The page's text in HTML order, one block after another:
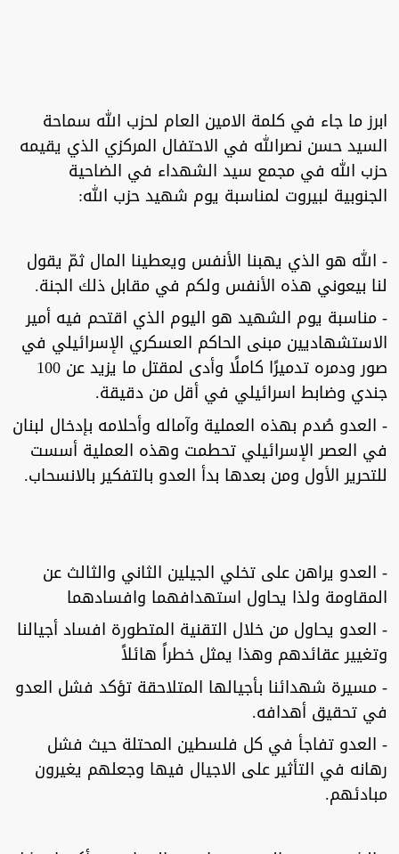
ابرز ما جاء في كلمة الامين العام لحزب الله سماحة
السيد حسن نصرالله في الاحتفال المركزي الذي يقيمه
حزب الله في مجمع سيد الشهداء في الضاحية
الجنوبية لبيروت لمناسبة يوم شهيد حزب الله:
- الله هو الذي يهبنا الأنفس ويعطينا المال ثمّ يقول
لنا بيعوني هذه الأنفس ولكم في مقابل ذلك الجنة.
- مناسبة يوم الشهيد هو اليوم الذي اقتحم فيه أمير
الاستشهاديين مبنى الحاكم العسكري الإسرائيلي في
صور ودمره تدميرًا كاملًا وأدى لمقتل ما يزيد عن 100
جندي وضابط اسرائيلي في أقل من دقيقة.
- العدو صُدم بهذه العملية وآماله وأحلامه بإدخال لبنان
في العصر الإسرائيلي تحطمت وهذه العملية أسست
للتحرير الأول ومن بعدها بدأ العدو بالتفكير بالانسحاب.
- العدو يراهن على تخلي الجيلين الثاني والثالث عن
المقاومة ولذا يحاول استهدافهما وافسادهما
- العدو يحاول من خلال التقنية المتطورة افساد أجيالنا
وتغيير عقائدهم وهذا يمثل خطراً هائلاً
- مسيرة شهدائنا بأجيالها المتلاحقة تؤكد فشل العدو
في تحقيق أهدافه.
- العدو تفاجأ في كل فلسطين المحتلة حيث فشل
رهانه في التأثير على الاجيال فيها وجعلهم يغيرون
مبادئهم.